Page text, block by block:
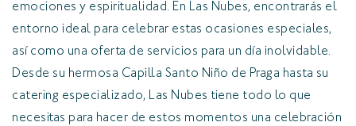
emociones y espiritualidad. En Las Nubes, encontrarás el
entorno ideal para celebrar estas ocasiones especiales,
así como una oferta de servicios para un día inolvidable.
Desde su hermosa Capilla Santo Niño de Praga hasta su
catering especializado, Las Nubes tiene todo lo que
necesitas para hacer de estos momentos una celebración